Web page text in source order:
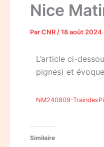
Nice
ParCNR /18 août 2024
L’article ci-
pignes) et
NM240809-
Similaire